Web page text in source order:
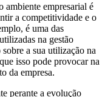
ambiente empresarial é
a competitividade e o
é uma das
na gestão
a sua utilização na
isso pode provocar na
da empresa.
perante a evolução